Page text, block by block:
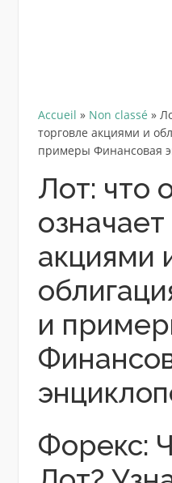
Accueil » Non classé »
торговле акциями и
примеры Финансовая
Лот: что
акциями
и
Форекс: